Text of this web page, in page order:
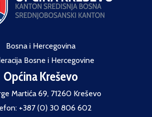
Bosna i Hercegovina
Bosne i Hercegovine
Općina Kreševo
Martića 69, 71260 Kreševo
+387 (0) 30 806 602